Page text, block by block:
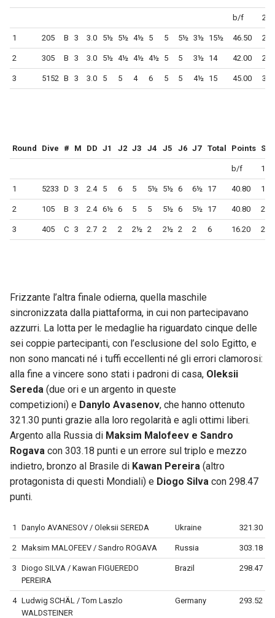
b/f
1 205 B 3 3.0 5½ 5½ 4½ 5 5 5½ 3½ 15½ 46.50
2 305 B 3 3.0 5½ 4½ 4½ 4½ 5 5 3½ 14 42.00
3 5152 B 3 3.0 5 5 4 6 5 5 4½ 15 45.00
Round Dive # M DD J1 J2 J3 J4 J5 J6 J7 Total Points
b/f
1 5233 D 3 2.4 5 6 5 5½ 5½ 6 6½ 17 40.80
2 105 B 3 2.4 6½ 6 5 5 5½ 6 5½ 17 40.80
3 405 C 3 2.7 2 2 2½ 2 2½ 2 2 6 16.20
Frizzante l’altra finale odierna, quella maschile
sincronizzata dalla piattaforma, in cui non partecipavano
azzurri. La lotta per le medaglie ha riguardato cinque delle
sei coppie partecipanti, con l’esclusione del solo Egitto, e
non sono mancati né i tuffi eccellenti né gli errori clamorosi:
alla fine a vincere sono stati i padroni di casa, Oleksii
Sereda (due ori e un argento in queste
competizioni) e Danylo Avasenov, che hanno ottenuto
321.30 punti grazie alla loro regolarità e agli ottimi liberi.
Argento alla Russia di Maksim Malofeev e Sandro
Rogava con 303.18 punti e un errore sul triplo e mezzo
indietro, bronzo al Brasile di Kawan Pereira (altro
protagonista di questi Mondiali) e Diogo Silva con 298.47
punti.
1 Danylo AVANESOV / Oleksii SEREDA Ukraine 321.30
2 Maksim MALOFEEV / Sandro ROGAVA Russia 303.18
3 Diogo SILVA / Kawan FIGUEREDO
PEREIRA
Brazil 298.47
4 Ludwig SCHÄL / Tom Laszlo
WALDSTEINER
Germany 293.52